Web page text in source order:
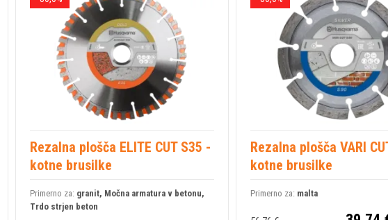
tako v slikovnem kot tekstovnem delu in
Rezalna plošča ELITE CUT S35 -
kotne brusilke
Primerno za: granit, Močna armatura v betonu,
Trdo strjen beton
Rezalna plošča VARI
kotne brusilke
Primerno za: malta